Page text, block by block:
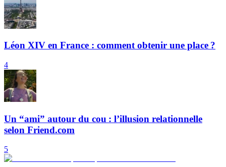
Léon XIV en France : comment obtenir une place ?
4
Un “ami” autour du cou : l’illusion relationnelle
selon Friend.com
5